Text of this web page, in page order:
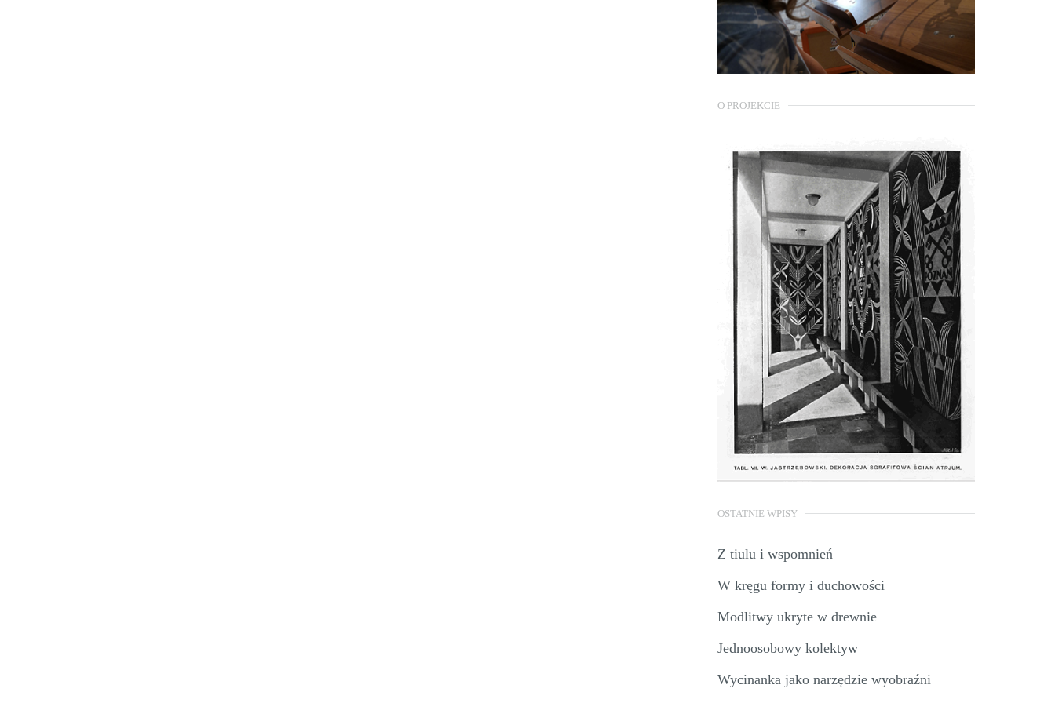
O PROJEKCIE
OSTATNIE WPISY
Z tiulu i wspomnień
W kręgu formy i duchowości
Modlitwy ukryte w drewnie
Jednoosobowy kolektyw
Wycinanka jako narzędzie wyobraźni